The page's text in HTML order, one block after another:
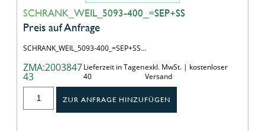
SCHRANK_WEIL_5093-400_=SEP+SS
Preis auf Anfrage
SCHRANK_WEIL_5093-400_=SEP+SS…
ZMA:2003847
43
Lieferzeit in Tagen
40
exkl. MwSt. | kostenloser
Versand
ZUR ANFRAGE HINZUFÜGEN